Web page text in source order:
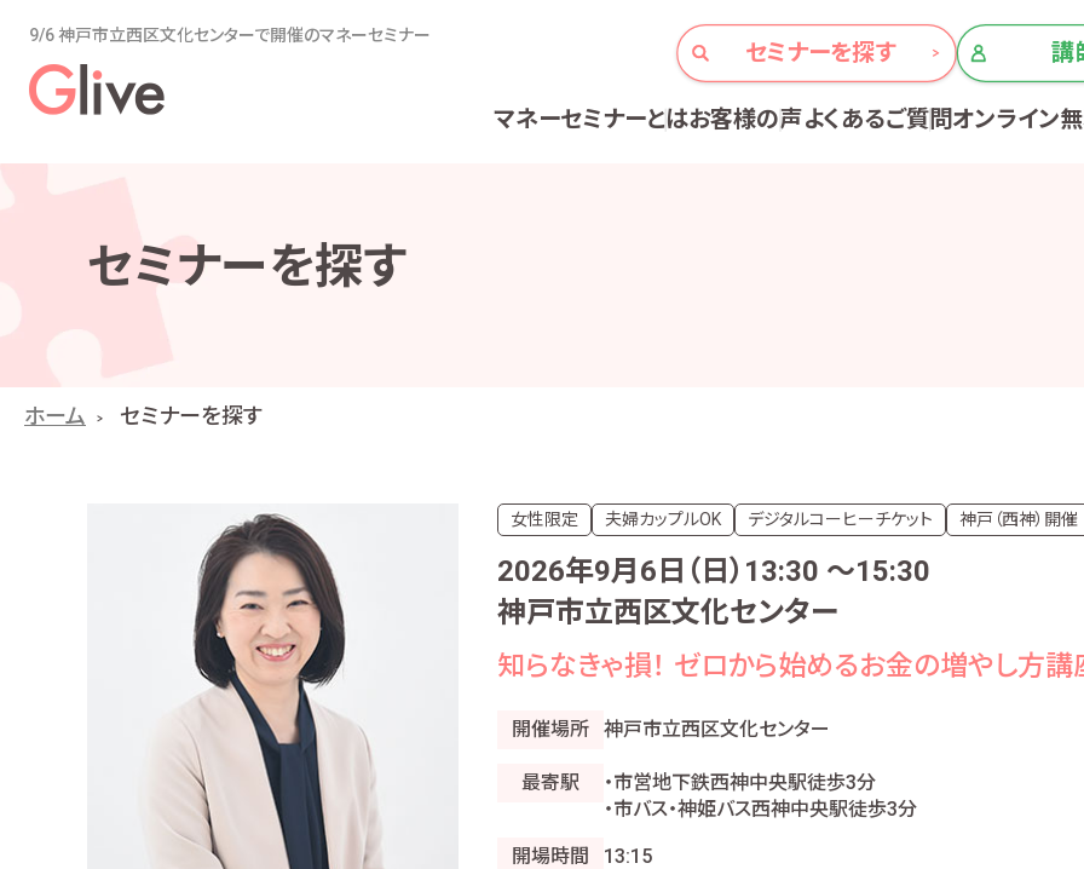
9/6 神戸市立西区文化センターで開催のマネーセミナー
セミナーを探す 講
マネーセミナーとはお客様の声よくあるご質問オンライン
セミナーを探す
ホーム セミナーを探す
女性限定 夫婦カップルOK デジタルコーヒーチケット 神戸（西神）開催
2026年9月6日（日）13:30 〜15:30
神戸市立西区文化センター
知らなきゃ損！ ゼロから始めるお金の増やし方講
開催場所 神戸市立西区文化センター
最寄駅
・市営地下鉄西神中央駅徒歩3分
・市バス・神姫バス西神中央駅徒歩3分
開場時間 13:15